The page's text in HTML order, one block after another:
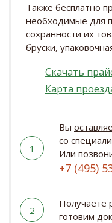
Также бесплатно
необходимые для
сохранности их
бруски,
Скачать
Карта
1
Вы
со
Или
+7 (495)
2
Получаете
готовим